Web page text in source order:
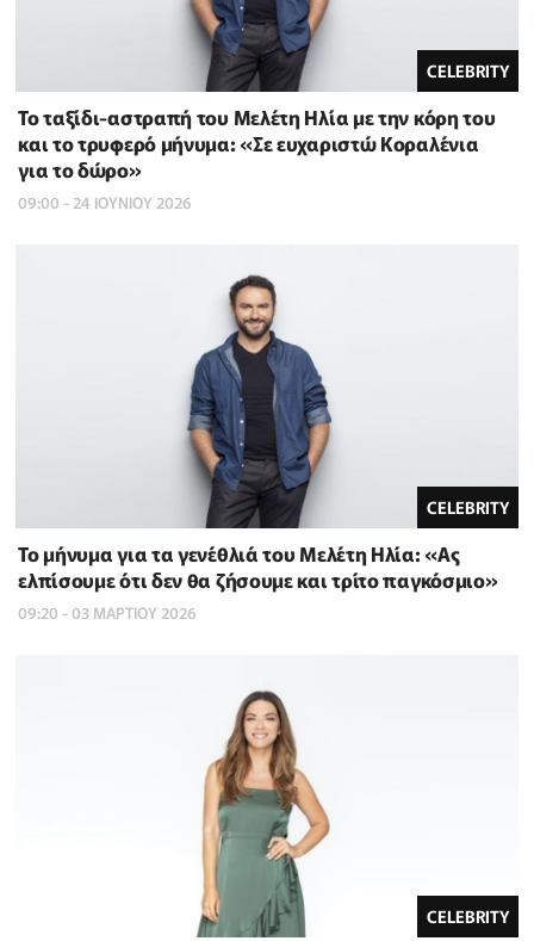
CELEBRITY
Το ταξίδι-αστραπή του Μελέτη Ηλία με την κόρη του
και το τρυφερό μήνυμα: «Σε ευχαριστώ Κοραλένια
για το δώρο»
09:00 - 24 ΙΟΥΝΙΟΥ 2026
CELEBRITY
Το μήνυμα για τα γενέθλιά του Μελέτη Ηλία: «Ας
ελπίσουμε ότι δεν θα ζήσουμε και τρίτο παγκόσμιο»
09:20 - 03 ΜΑΡΤΙΟΥ 2026
CELEBRITY